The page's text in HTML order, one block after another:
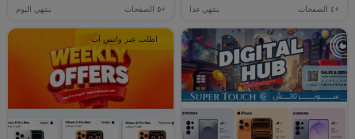
+٤ الصفحات ينتهي غدا +٥ الصفحات ينتهي اليوم
اطلب عبر واتس آب